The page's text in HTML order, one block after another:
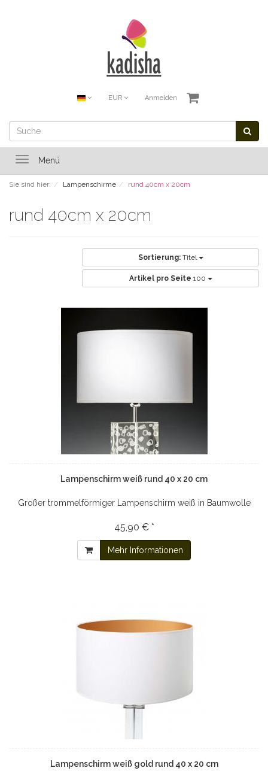
EUR Anmelden
ToggleMenü
Sie sind hier: Lampenschirme rund 40cm x 20cm
rund 40cm x 20cm
Sortierung: Titel
Artikel pro Seite 100
Lampenschirm weiß rund 40 x 20 cm
Großer trommelförmiger Lampenschirm weiß in Baumwolle
45,90 € *
Mehr Informationen
Lampenschirm weiß gold rund 40 x 20 cm